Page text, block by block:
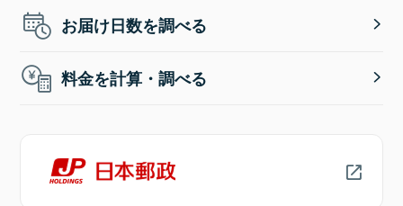
お届け日数を調べる
料金を計算・調べる